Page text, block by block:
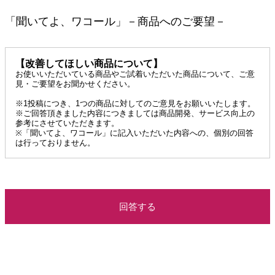
「聞いてよ、ワコール」－商品へのご要望－
【改善してほしい商品について】
お使いいただいている商品やご試着いただいた商品について、ご意
見・ご要望をお聞かせください。
※1投稿につき、1つの商品に対してのご意見をお願いいたします。
※ご回答頂きました内容につきましては商品開発、サービス向上の
参考にさせていただきます。
※「聞いてよ、ワコール」に記入いただいた内容への、個別の回答
は行っておりません。
回答する